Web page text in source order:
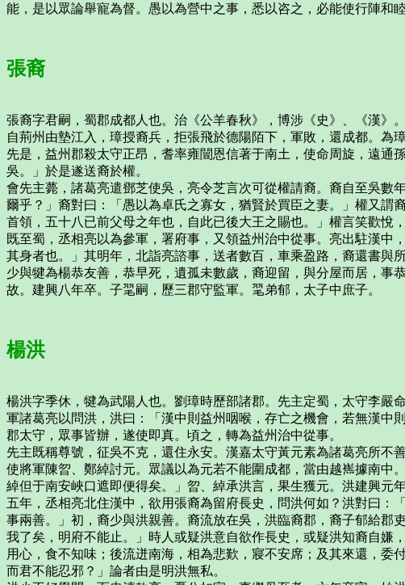
能，是以眾論舉寵為督。愚以為營中之事，悉以咨之，必能使行陣和
張裔
張裔字君嗣，蜀郡成都人也。治《公羊春秋》，博涉《史》、《漢
自荊州由墊江入，璋授裔兵，拒張飛於德陽陌下，軍敗，還成都。為
先是，益州郡殺太守正昂，耆率雍闓恩信著于南土，使命周旋，遠
吳。」於是遂送裔於權。
會先主薨，諸葛亮遣鄧芝使吳，亮令芝言次可從權請裔。裔自至吳
爾乎？」裔對曰：「愚以為卓氏之寡女，猶賢於買臣之妻。」權又
首領，五十八已前父母之年也，自此已後大王之賜也。」權言笑歡悅
既至蜀，丞相亮以為參軍，署府事，又領益州治中從事。亮出駐漢
其身者也。」其明年，北詣亮諮事，送者數百，車乘盈路，裔還書與
少與犍為楊恭友善，恭早死，遺孤未數歲，裔迎留，與分屋而居，
故。建興八年卒。子毣嗣，歷三郡守監軍。毣弟郁，太子中庶子。
楊洪
楊洪字季休，犍為武陽人也。劉璋時歷部諸郡。先主定蜀，太守李
軍諸葛亮以問洪，洪曰：「漢中則益州咽喉，存亡之機會，若無漢
郡太守，眾事皆辦，遂使即真。頃之，轉為益州治中從事。
先主既稱尊號，征吳不克，還住永安。漢嘉太守黃元素為諸葛亮所不
使將軍陳曶、鄭綽討元。眾議以為元若不能圍成都，當由越嶲據南中
綽但于南安峽口遮即便得矣。」曶、綽承洪言，果生獲元。洪建興元
五年，丞相亮北住漢中，欲用張裔為留府長史，問洪何如？洪對曰
事兩善。」初，裔少與洪親善。裔流放在吳，洪臨裔郡，裔子郁給郡
我了矣，明府不能止。」時人或疑洪意自欲作長史，或疑洪知裔自嫌
用心，食不知味；後流迸南海，相為悲歎，寢不安席；及其來還，委
而君不能忍邪？」論者由是明洪無私。